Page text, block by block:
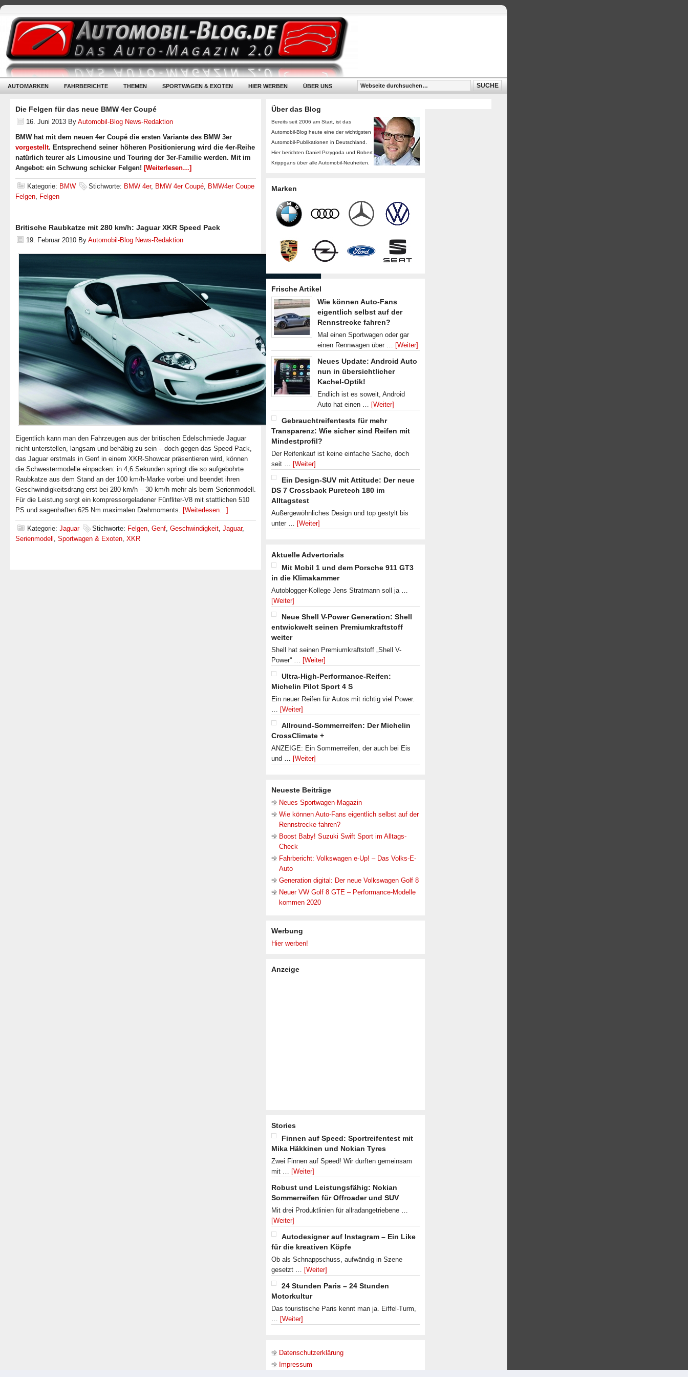
AUTOMARKEN FAHRBERICHTE THEMEN SPORTWAGEN & EXOTEN HIER WERBEN ÜBER UNS
Die Felgen für das neue BMW 4er Coupé
16. Juni 2013 By Automobil-Blog News-Redaktion
BMW hat mit dem neuen 4er Coupé die ersten Variante des BMW 3er
vorgestellt. Entsprechend seiner höheren Positionierung wird die 4er-Reihe
natürlich teurer als Limousine und Touring der 3er-Familie werden. Mit im
Angebot: ein Schwung schicker Felgen! [Weiterlesen…]
Kategorie: BMW Stichworte: BMW 4er, BMW 4er Coupé, BMW4er Coupe
Felgen, Felgen
Britische Raubkatze mit 280 km/h: Jaguar XKR Speed Pack
19. Februar 2010 By Automobil-Blog News-Redaktion
Eigentlich kann man den Fahrzeugen aus der britischen Edelschmiede Jaguar
nicht unterstellen, langsam und behäbig zu sein – doch gegen das Speed Pack,
das Jaguar erstmals in Genf in einem XKR-Showcar präsentieren wird, können
die Schwestermodelle einpacken: in 4,6 Sekunden springt die so aufgebohrte
Raubkatze aus dem Stand an der 100 km/h-Marke vorbei und beendet ihren
Geschwindigkeitsdrang erst bei 280 km/h – 30 km/h mehr als beim Serienmodell.
Für die Leistung sorgt ein kompressorgeladener Fünfliter-V8 mit stattlichen 510
PS und sagenhaften 625 Nm maximalen Drehmoments. [Weiterlesen…]
Kategorie: Jaguar Stichworte: Felgen, Genf, Geschwindigkeit, Jaguar,
Serienmodell , Sportwagen & Exoten, XKR
Über das Blog
Bereits seit 2006 am Start, ist das
Automobil-Blog heute eine der wichtigsten
Automobil-Publikationen in Deutschland.
Hier berichten Daniel Przygoda und Robert
Krippgans über alle Automobil-Neuheiten.
Marken
Frische Artikel
Wie können Auto-Fans
eigentlich selbst auf der
Rennstrecke fahren?
Mal einen Sportwagen oder gar
einen Rennwagen über … [Weiter]
Neues Update: Android Auto
nun in übersichtlicher
Kachel-Optik!
Endlich ist es soweit, Android
Auto hat einen … [Weiter]
Gebrauchtreifentests für mehr
Transparenz: Wie sicher sind Reifen mit
Mindestprofil?
Der Reifenkauf ist keine einfache Sache, doch
seit … [Weiter]
Ein Design-SUV mit Attitude: Der neue
DS 7 Crossback Puretech 180 im
Alltagstest
Außergewöhnliches Design und top gestylt bis
unter … [Weiter]
Aktuelle Advertorials
Mit Mobil 1 und dem Porsche 911 GT3
in die Klimakammer
Autoblogger-Kollege Jens Stratmann soll ja …
[Weiter]
Neue Shell V-Power Generation: Shell
entwickwelt seinen Premiumkraftstoff
weiter
Shell hat seinen Premiumkraftstoff „Shell V-
Power“ … [Weiter]
Ultra-High-Performance-Reifen:
Michelin Pilot Sport 4 S
Ein neuer Reifen für Autos mit richtig viel Power.
… [Weiter]
Allround-Sommerreifen: Der Michelin
CrossClimate +
ANZEIGE: Ein Sommerreifen, der auch bei Eis
und … [Weiter]
Neueste Beiträge
Neues Sportwagen-Magazin
Wie können Auto-Fans eigentlich selbst auf der
Rennstrecke fahren?
Boost Baby! Suzuki Swift Sport im Alltags-
Check
Fahrbericht: Volkswagen e-Up! – Das Volks-E-
Auto
Generation digital: Der neue Volkswagen Golf 8
Neuer VW Golf 8 GTE – Performance-Modelle
kommen 2020
Werbung
Hier werben!
Anzeige
Stories
Finnen auf Speed: Sportreifentest mit
Mika Häkkinen und Nokian Tyres
Zwei Finnen auf Speed! Wir durften gemeinsam
mit … [Weiter]
Robust und Leistungsfähig: Nokian
Sommerreifen für Offroader und SUV
Mit drei Produktlinien für allradangetriebene …
[Weiter]
Autodesigner auf Instagram – Ein Like
für die kreativen Köpfe
Ob als Schnappschuss, aufwändig in Szene
gesetzt … [Weiter]
24 Stunden Paris – 24 Stunden
Motorkultur
Das touristische Paris kennt man ja. Eiffel-Turm,
… [Weiter]
Datenschutzerklärung
Impressum